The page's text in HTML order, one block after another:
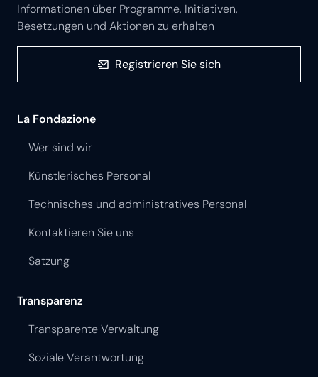
Informationen über Programme, Initiativen,
Besetzungen und Aktionen zu erhalten
Registrieren Sie sich
La Fondazione
Wer sind wir
Künstlerisches Personal
Technisches und administratives Personal
Kontaktieren Sie uns
Satzung
Transparenz
Transparente Verwaltung
Soziale Verantwortung